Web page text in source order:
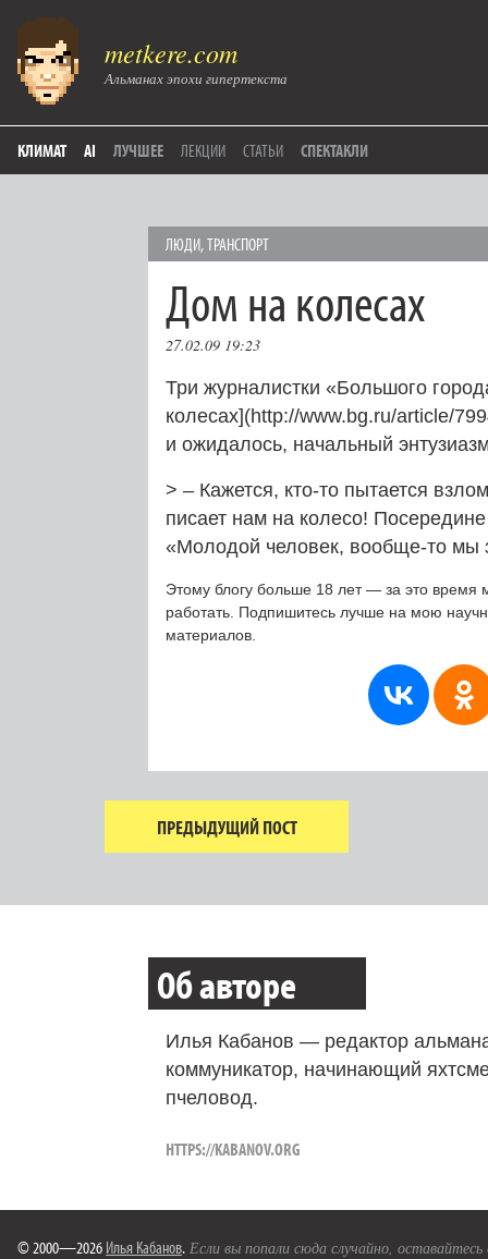
metkere.com
Альманах эпохи гипертекста
КЛИМАТ AI ЛУЧШЕЕ ЛЕКЦИИ СТАТЬИ СПЕКТАКЛИ
ЛЮДИ,ТРАНСПОРТ
Дом на колесах
27.02.09 19:23
Три журналистки «Большого
колесах](http://www.bg.ru/article/
и ожидалось, начальный
> – Кажется, кто-то пытается
писает нам на колесо!
«Молодой человек, вообще-то мы
Этому блогу больше 18 лет — за это время
работать. Подпишитесь лучше на мою
материалов.
ПРЕДЫДУЩИЙ ПОСТ
Об авторе
Илья Кабанов — редактор
коммуникатор, начинающий
пчеловод.
HTTPS://KABANOV.ORG
© 2000—2026 Илья Кабанов. Если вы попали сюда случайно,